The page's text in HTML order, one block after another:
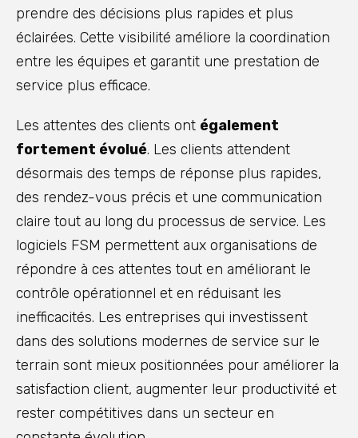
prendre des décisions plus rapides et plus
éclairées. Cette visibilité améliore la coordination
entre les équipes et garantit une prestation de
service plus efficace.
Les attentes des clients ont également
fortement évolué. Les clients attendent
désormais des temps de réponse plus rapides,
des rendez-vous précis et une communication
claire tout au long du processus de service. Les
logiciels FSM permettent aux organisations de
répondre à ces attentes tout en améliorant le
contrôle opérationnel et en réduisant les
inefficacités. Les entreprises qui investissent
dans des solutions modernes de service sur le
terrain sont mieux positionnées pour améliorer la
satisfaction client, augmenter leur productivité et
rester compétitives dans un secteur en